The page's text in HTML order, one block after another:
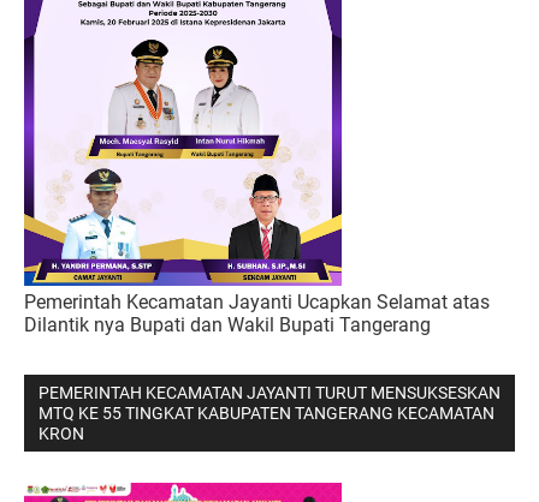
Pemerintah Kecamatan Jayanti Ucapkan Selamat atas
Dilantik nya Bupati dan Wakil Bupati Tangerang
PEMERINTAH KECAMATAN JAYANTI TURUT MENSUKSESKAN
MTQ KE 55 TINGKAT KABUPATEN TANGERANG KECAMATAN
KRON